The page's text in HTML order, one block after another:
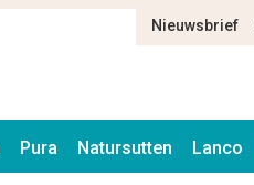
Nieuwsbrief
Pura Natursutten Lanco